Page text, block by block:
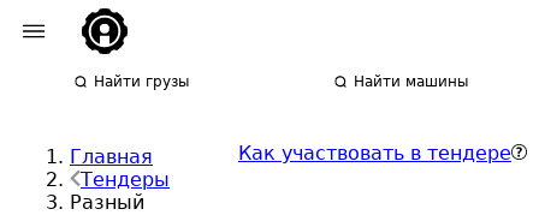
Найти грузы Найти машины
Главная
Тендеры
Разный
Как участвовать в тендере